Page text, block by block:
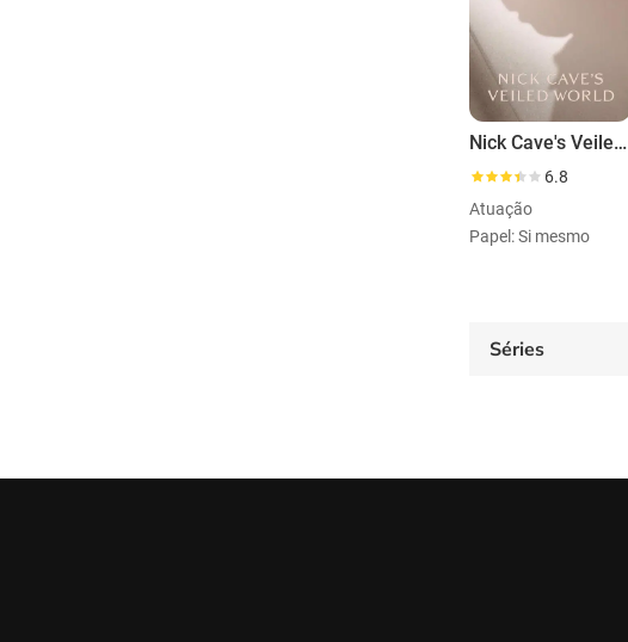
Nick Cave's Veiled World
6.8
Atuação
Papel: Si mesmo
Séries